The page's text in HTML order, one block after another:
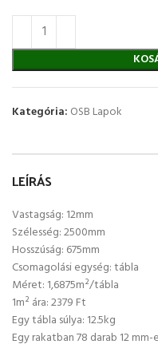
Kategória: OSB Lapok
LEÍRÁS
Vastagság: 12mm
Szélesség: 2500mm
Hosszúság: 675mm
Csomagolási egység: tábla
Méret: 1,6875m²/tábla
1m² ára: 2379 Ft
Egy tábla súlya: 12.5kg
Egy rakatban 78 darab 12